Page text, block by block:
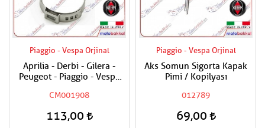
Piaggio - Vespa Orjinal
Aprilia - Derbi - Gilera -
Peugeot - Piaggio - Vespa
Kelepçesi
CM001908
113,00
Piaggio - Vespa Orjinal
Aks Somun Sigorta Kapak
Pimi / Kopilyası
012789
69,00